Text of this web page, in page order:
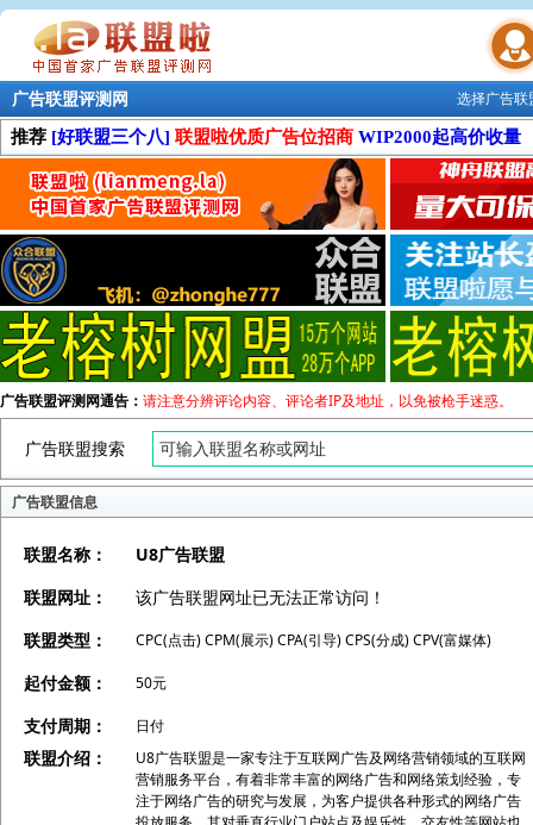
联盟学院
选择广告
广告联盟评测网
推荐 [好联盟三个八] 联盟啦优质广告位招商 WIP2000起高价收量
广告联盟评测网通告： 请注意分辨评论内容、评论者IP及地址，以免被枪手迷惑。
广告联盟搜索
广告联盟信息
联盟名称：
U8广告联盟
联盟网址：
该广告联盟网址已无法正常访问！
联盟类型：
CPC(点击) CPM(展示) CPA(引导) CPS(分成) CPV(富媒体)
起付金额： 50元
支付周期： 日付
联盟介绍：
U8广告联盟是一家专注于互联网广告及网络营销领域的互联网
营销服务平台，有着非常丰富的网络广告和网络策划经验，专
注于网络广告的研究与发展，为客户提供各种形式的网络广告